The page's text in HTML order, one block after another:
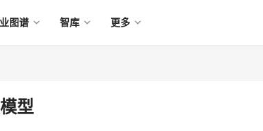
图谱 智库 更多
型